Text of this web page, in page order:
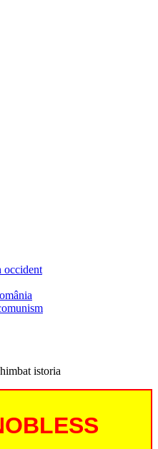
occident
istoria